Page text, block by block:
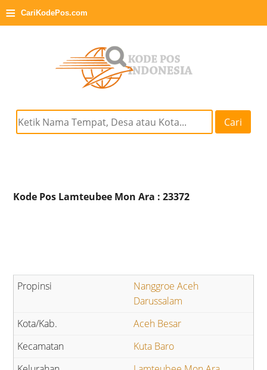
≡ CariKodePos.com
Cari
Kode Pos Lamteubee Mon Ara : 23372
Nanggroe Aceh
Darussalam
Aceh Besar
Kuta Baro